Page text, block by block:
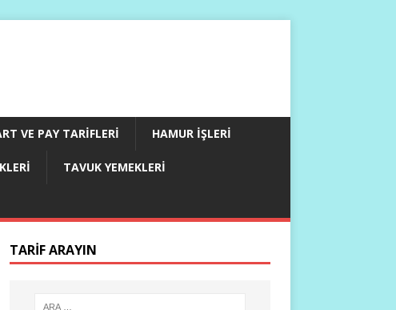
VE PAY TARIFLERI HAMUR İŞLERI
TAVUK YEMEKLERI
TARIF ARAYIN